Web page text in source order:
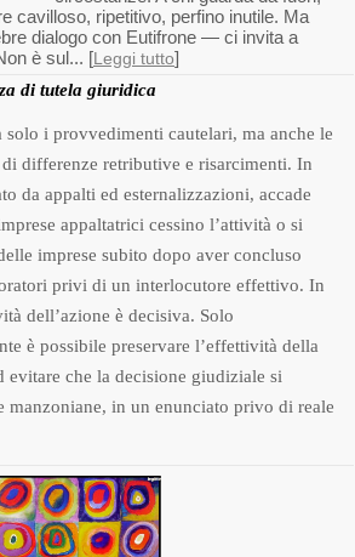
cavilloso, ripetitivo, perfino inutile. Ma
dialogo con Eutifrone — ci invita a
è sul... [Leggi tutto]
di tutela giuridica
solo i provvedimenti cautelari, ma anche le
differenze retributive e risarcimenti. In
da appalti ed esternalizzazioni, accade
appaltatrici cessino l’attività o si
imprese subito dopo aver concluso
privi di un interlocutore effettivo. In
dell’azione è decisiva. Solo
è possibile preservare l’effettività della
evitare che la decisione giudiziale si
manzoniane, in un enunciato privo di reale